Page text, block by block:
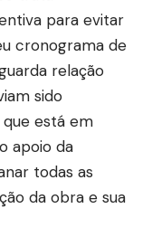
para evitar
cronograma de
relação
sido
está em
apoio da
todas as
da obra e sua